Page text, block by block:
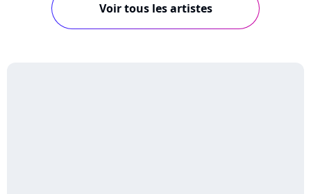
Voir tous les artistes